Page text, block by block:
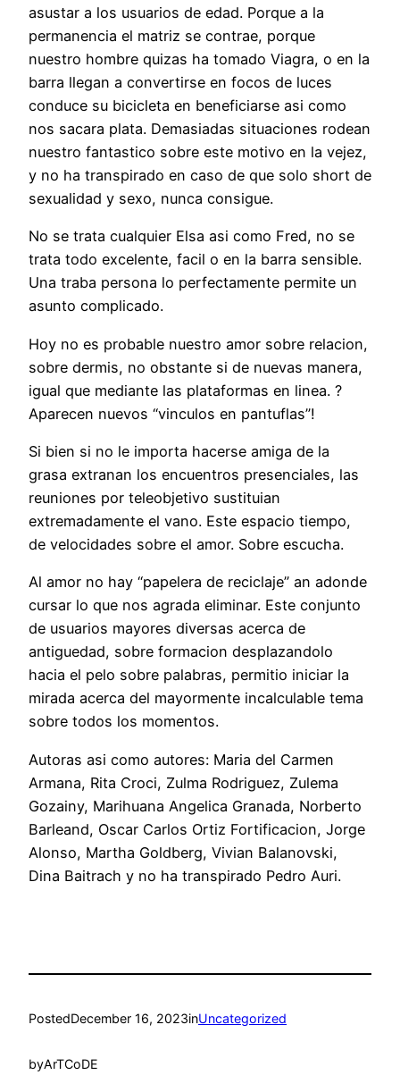
asustar a los usuarios de edad. Porque a la
permanencia el matriz se contrae, porque
nuestro hombre quizas ha tomado Viagra, o en la
barra llegan a convertirse en focos de luces
conduce su bicicleta en beneficiarse asi­ como
nos sacara plata. Demasiadas situaciones rodean
nuestro fantastico sobre este motivo en la vejez,
y no ha transpirado en caso de que solo short de
sexualidad y sexo, nunca consigue.
No se trata cualquier Elsa asi­ como Fred, no se
trata todo excelente, facil o en la barra sensible.
Una traba persona lo perfectamente permite un
asunto complicado.
Hoy no es probable nuestro amor sobre relacion,
sobre dermis, no obstante si de nuevas manera,
igual que mediante las plataformas en linea. ?
Aparecen nuevos “vinculos en pantuflas”!
Si bien si no le importa hacerse amiga de la
grasa extranan los encuentros presenciales, las
reuniones por teleobjetivo sustituian
extremadamente el vano. Este espacio tiempo,
de velocidades sobre el amor. Sobre escucha.
Al amor no hay “papelera de reciclaje” an adonde
cursar lo que nos agrada eliminar. Este conjunto
de usuarios mayores diversas acerca de
antiguedad, sobre formacion desplazandolo
hacia el pelo sobre palabras, permitio iniciar la
mirada acerca del mayormente incalculable tema
sobre todos los momentos.
Autoras asi­ como autores: Maria del Carmen
Armana, Rita Croci, Zulma Rodriguez, Zulema
Gozainy, Marihuana Angelica Granada, Norberto
Barleand, Oscar Carlos Ortiz Fortificacion, Jorge
Alonso, Martha Goldberg, Vivian Balanovski,
Dina Baitrach y no ha transpirado Pedro Auri.
PostedDecember 16, 2023inUncategorized
byArTCoDE